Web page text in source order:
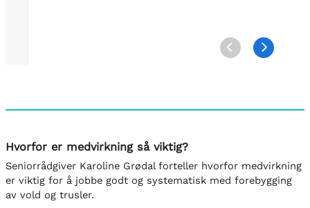
Hvorfor er medvirkning så viktig?
Seniorrådgiver Karoline Grødal forteller hvorfor medvirkning
er viktig for å jobbe godt og systematisk med forebygging
av vold og trusler.